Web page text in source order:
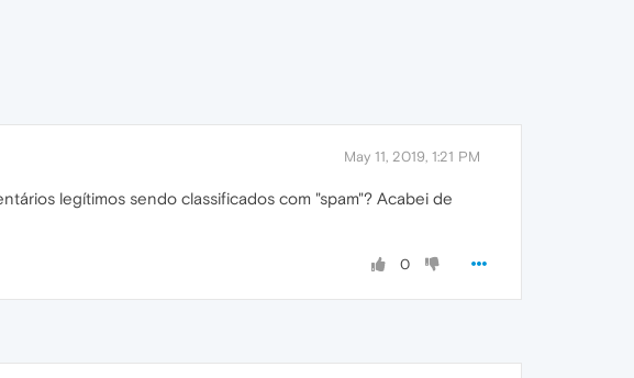
May 11, 2019, 1:21 PM
legítimos sendo classificados com "spam"? Acabei de
0